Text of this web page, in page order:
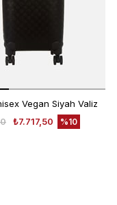
Vegan Siyah Valiz
₺7.717,50
%10